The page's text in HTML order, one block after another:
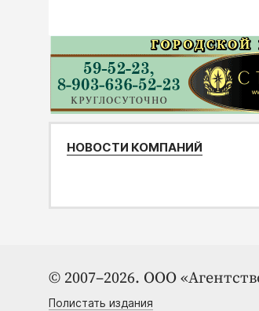
НОВОСТИ КОМПАНИЙ
© 2007–2026. ООО
Полистать издания